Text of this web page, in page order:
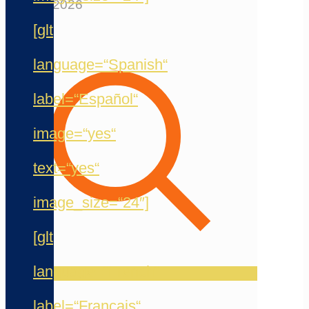
[glt
language=“Spanish“
label=“Español“
image=“yes“
text=“yes“
image_size=“24″]
[glt
language=“French“
12. Mai 2026